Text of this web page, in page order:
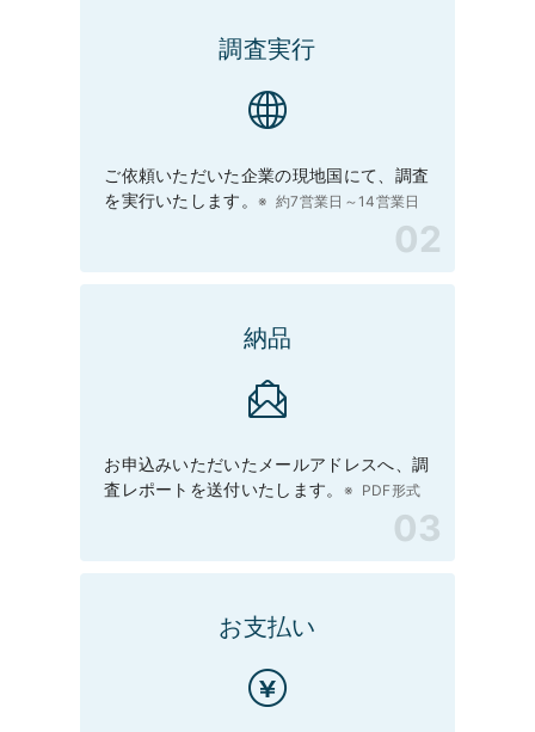
調査実行
ご依頼いただいた企業の現地国にて、調査
を実行いたします。
約7営業日～14営業日
納品
お申込みいただいたメールアドレスへ、調
査レポートを送付いたします。
PDF形式
お支払い